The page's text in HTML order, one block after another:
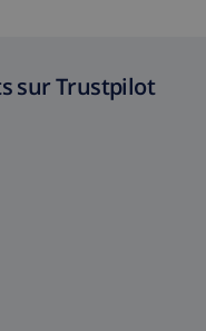
sur Trustpilot